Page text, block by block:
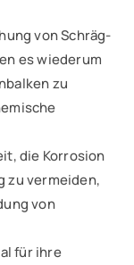
von Schräg-
es wiederum
zu
die Korrosion
zu vermeiden,
von
für ihre